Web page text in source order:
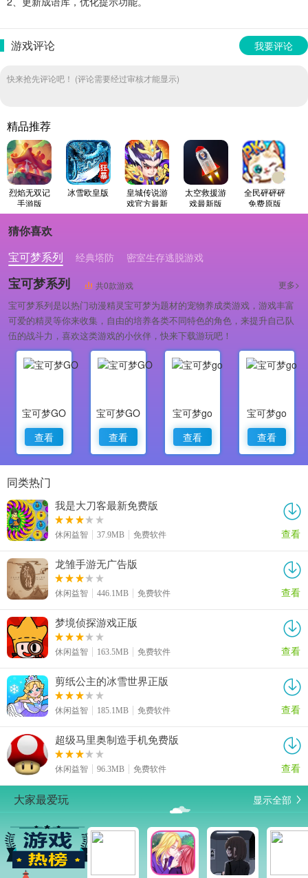
游戏评论 我要评论
快来抢先评论吧！ (评论需要经过审核才能显示)
精品推荐
烈焰无双记
手游版
冰雪欧皇版
皇城传说游
戏官方最新
版
太空救援游
戏最新版
全民砰砰砰
免费原版
猜你喜欢
宝可梦系列
经典塔防 密室生存逃脱游戏
宝可梦系列 共0款游戏 更多>
宝可梦系列是以热门动漫精灵宝可梦为题材的宠物养成类游戏，游戏丰富
可爱的精灵等你来收集，自由的培养各类不同特色的角色，来提升自己队
伍的战斗力，喜欢这类游戏的小伙伴，快来下载游玩吧！
宝可梦GO
查看
宝可梦GO
查看
宝可梦go
查看
宝可梦go
查看
同类热门
我是大刀客最新免费版
休闲益智 37.9MB 免费软件 查看
龙雏手游无广告版
休闲益智 446.1MB 免费软件 查看
梦境侦探游戏正版
休闲益智 163.5MB 免费软件 查看
剪纸公主的冰雪世界正版
休闲益智 185.1MB 免费软件 查看
超级马里奥制造手机免费版
休闲益智 96.3MB 免费软件 查看
大家最爱玩 显示全部